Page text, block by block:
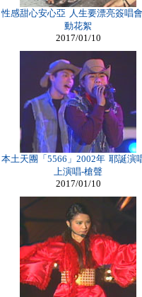
性感甜心安心亞 人生要漂亮簽唱
動花絮
2017/01/10
本土天團「5566」2002年 耶誕演
上演唱-槍聲
2017/01/10